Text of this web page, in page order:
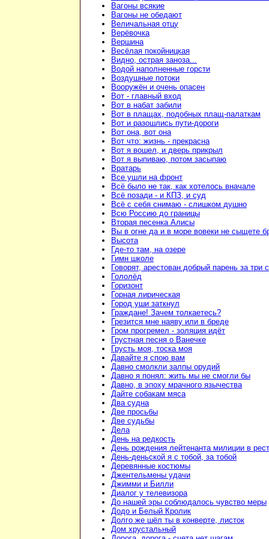
Вагоны всякие
Вагоны не обедают
Величальная отцу
Верёвочка
Вершина
Весёлая покойницкая
Видно, острая заноза...
Водой наполненные горсти
Воздушные потоки
Вооружён и очень опасен
Вот - главный вход
Вот в набат забили
Вот в плащах, подобных плащ-палаткам
Вот и разошлись пути-дороги
Вот она, вот она
Вот что: жизнь - прекрасна
Вот я вошел, и дверь прикрыл
Вот я выпиваю, потом засыпаю
Вратарь
Все ушли на фронт
Всё было не так, как хотелось вначале
Всё позади - и КПЗ, и суд
Всё с себя снимаю - слишком душно
Всю Россию до границы
Вторая песенка Алисы
Вы в огне да и в море вовеки не сыщете
Высота
Где-то там, на озере
Гимн школе
Говорят, арестован добрый парень за три
Гололёд
Горизонт
Горная лирическая
Город уши заткнул
Граждане! Зачем толкаетесь?
Грезится мне наяву или в бреде
Гром прогремел - золяция идёт
Грустная песня о Ванечке
Грусть моя, тоска моя
Давайте я спою вам
Давно смолкли залпы орудий
Давно я понял: жить мы не смогли бы
Давно, в эпоху мрачного язычества
Дайте собакам мяса
Два судна
Две просьбы
Две судьбы
Дела
День на редкость
День рождения лейтенанта милиции в
День-деньской я с тобой, за тобой
Деревянные костюмы
Джентельмены удачи
Джимми и Билли
Диалог у телевизора
До нашей эры соблюдалось чувство меры
Додо и Белый Кролик
Долго же шёл ты в конверте, листок
Дом хрустальный